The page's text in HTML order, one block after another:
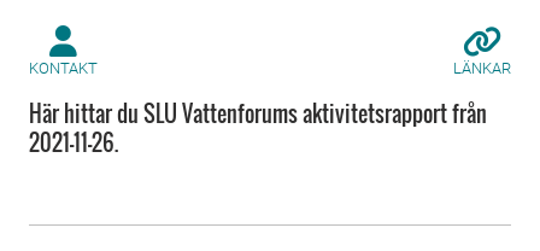
KONTAKT LÄNKAR
Här hittar du SLU Vattenforums aktivitetsrapport från
2021-11-26.